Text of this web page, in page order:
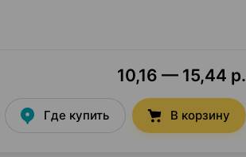
10,16 — 15,44 р.
Где купить В корзину